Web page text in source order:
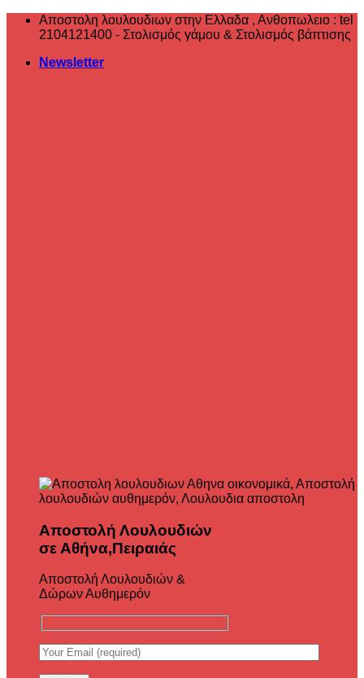
ΜετάβασηΑποστολη λουλουδιων στην Ελλαδα , ‎Ανθοπωλειο : tel
2104121400 - Στολισμός γάμου & Στολισμός βάπτισης
Newsletter
Αποστολή Λουλουδιών
σε Αθήνα,Πειραιάς
Αποστολή Λουλουδιών &
Δώρων Αυθημερόν